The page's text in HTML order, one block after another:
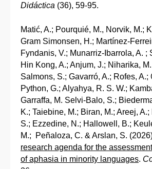
Didáctica (36), 59-95.
Matić, A.; Pourquié, M., Norvik, M.;
Gram Simonsen, H.; Martínez-
Fyndanis, V.; Munarriz-Ibarrola, A. ;
Hin Kong, A.; Anjum, J.; Niharika,
Salmons, S.; Gavarró, A.; Rofes, A.;
Python, G.; Alyahya, R. S. W.;
Garraffa, M. Selvi-Balo, S.;
K.; Taiebine, M.; Biran, M.; Areej,
S.; Ezzedine, N.; Hallowell, B.;
M.; Peñaloza, C. & Arslan, S.
research agenda for the
of aphasia in minority languages.